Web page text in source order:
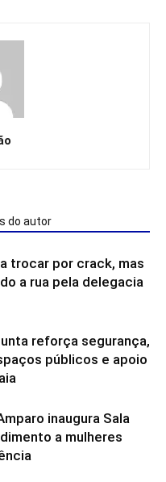
do autor
trocar por crack, mas
a rua pela delegacia
reforça segurança,
públicos e apoio
inaugura Sala
a mulheres